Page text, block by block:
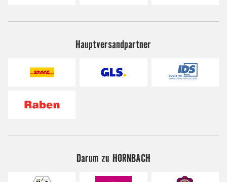
Hauptversandpartner
Darum zu HORNBACH